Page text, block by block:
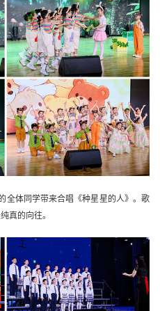
全体同学带来合唱《种星星的人》。歌
真的向往。